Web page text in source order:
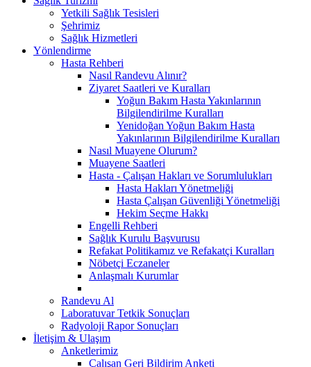
Yetkili Sağlık Tesisleri
Şehrimiz
Sağlık Hizmetleri
Yönlendirme
Hasta Rehberi
Nasıl Randevu Alınır?
Ziyaret Saatleri ve Kuralları
Yoğun Bakım Hasta Yakınlarının
Bilgilendirilme Kuralları
Yenidoğan Yoğun Bakım Hasta
Yakınlarının Bilgilendirilme Kuralları
Nasıl Muayene Olurum?
Muayene Saatleri
Hasta - Çalışan Hakları ve Sorumlulukları
Hasta Hakları Yönetmeliği
Hasta Çalışan Güvenliği Yönetmeliği
Hekim Seçme Hakkı
Engelli Rehberi
Sağlık Kurulu Başvurusu
Refakat Politikamız ve Refakatçi Kuralları
Nöbetçi Eczaneler
Anlaşmalı Kurumlar
Randevu Al
Laboratuvar Tetkik Sonuçları
Radyoloji Rapor Sonuçları
İletişim & Ulaşım
Anketlerimiz
Çalışan Geri Bildirim Anketi